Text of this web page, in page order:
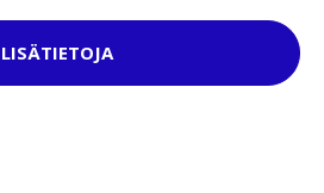
LISÄTIETOJA